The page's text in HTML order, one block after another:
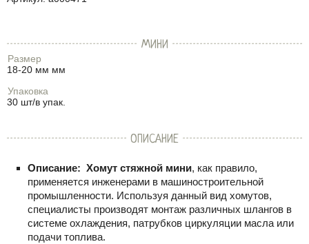
МИНИ
Размер
18-20 мм мм
Упаковка
30 шт/в упак.
ОПИСАНИЕ
Описание: Хомут стяжной мини, как правило,
применяется инженерами в машиностроительной
промышленности. Используя данный вид хомутов,
специалисты производят монтаж различных шлангов в
системе охлаждения, патрубков циркуляции масла или
подачи топлива.